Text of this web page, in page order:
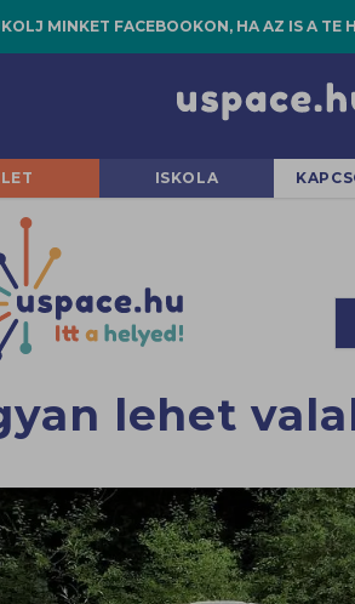
MINKET FACEBOOKON, HA AZ IS A TE
ISKOLA
lehet